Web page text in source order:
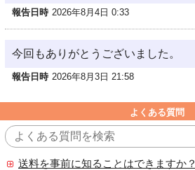
報告日時 2026年8月4日 0:33
今回もありがとうございました。
報告日時 2026年8月3日 21:58
よくある質問
送料を事前に知ることはできますか？